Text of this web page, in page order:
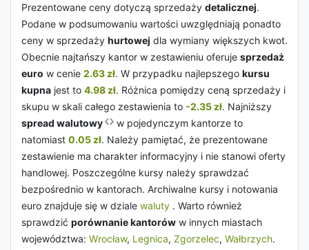
Prezentowane ceny dotyczą sprzedaży detalicznej.
Podane w podsumowaniu wartości uwzględniają ponadto
ceny w sprzedaży hurtowej dla wymiany większych kwot.
Obecnie najtańszy kantor w zestawieniu oferuje sprzedaż
euro w cenie 2.63 zł. W przypadku najlepszego kursu
kupna jest to 4.98 zł. Różnica pomiędzy ceną sprzedaży i
skupu w skali całego zestawienia to -2.35 zł. Najniższy
spread walutowy
w pojedynczym kantorze to
natomiast 0.05 zł. Należy pamiętać, że prezentowane
zestawienie ma charakter informacyjny i nie stanowi oferty
handlowej. Poszczególne kursy należy sprawdzać
bezpośrednio w kantorach. Archiwalne kursy i notowania
euro znajduje się w dziale waluty . Warto również
sprawdzić porównanie kantorów w innych miastach
województwa: Wrocław, Legnica, Zgorzelec, Wałbrzych.